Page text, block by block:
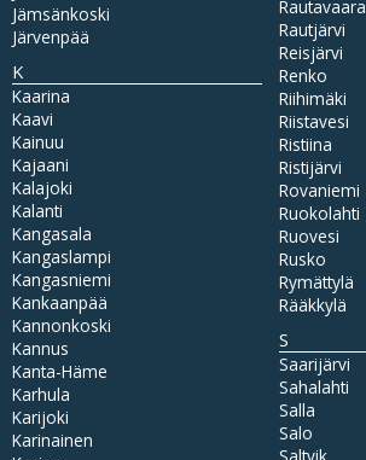
Jämsänkoski
Järvenpää
K
Kaarina
Kaavi
Kainuu
Kajaani
Kalajoki
Kalanti
Kangasala
Kangaslampi
Kangasniemi
Kankaanpää
Kannonkoski
Kannus
Kanta-Häme
Karhula
Karijoki
Karinainen
Rautavaara
Rautjärvi
Reisjärvi
Renko
Riihimäki
Riistavesi
Ristiina
Ristijärvi
Rovaniemi
Ruokolahti
Ruovesi
Rusko
Rymättylä
Rääkkylä
S
Saarijärvi
Sahalahti
Salla
Salo